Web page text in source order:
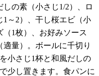
の素（小さじ1/2）、ロ
～2）、干し桜エビ（小
1枚）、お好みソース
適量）。ボールに千切り
小さじ1杯と和風だしの
少し置きます。食パンに